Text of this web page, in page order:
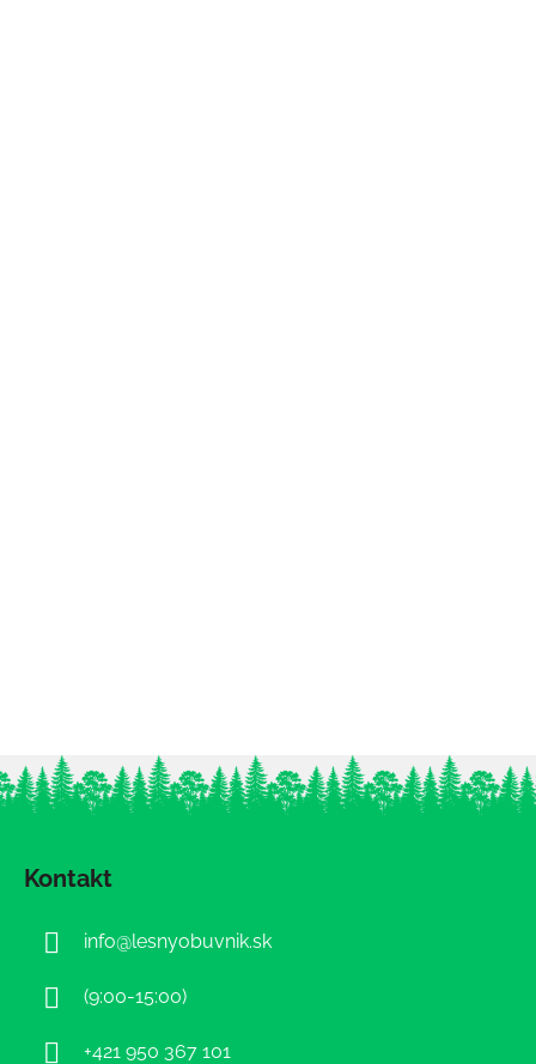
Kontakt
info@lesnyobuvnik.sk
(9:00-15:00)
+421 950 367 101